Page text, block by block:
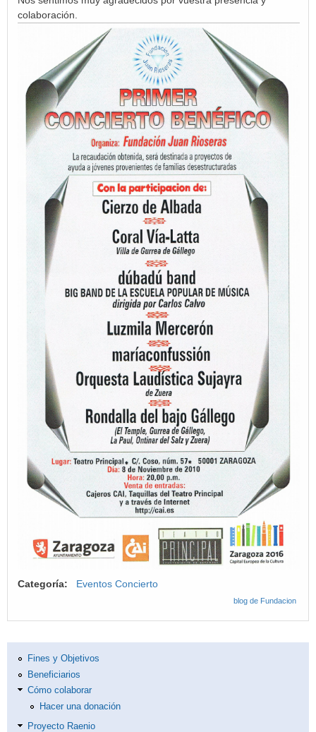
colaboración.
Categoría: Eventos Concierto
blog de Fundacion
Fines y Objetivos
Beneficiarios
Cómo colaborar
Hacer una donación
Proyecto Raenio